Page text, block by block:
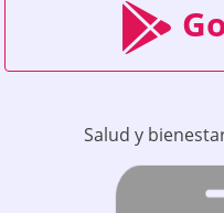
Salud y